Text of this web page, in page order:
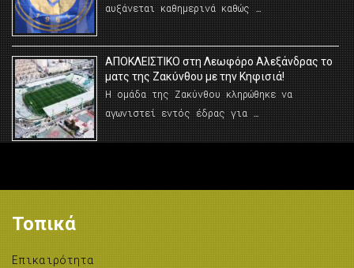
αυξάνεται καθημερινά καθώς …
AΠΟΚΛΕΙΣΤΙΚΟ στη Λεωφόρο Αλεξάνδρας το
ματς της Ζακύνθου με την Κηφισιά!
Η ομάδα της Ζακύνθου κληρώθηκε να
αγωνιστεί εντός έδρας για …
Τοπικά
Επικαιρότητα